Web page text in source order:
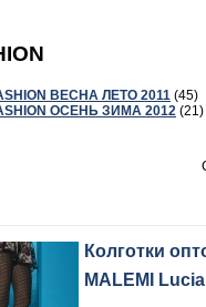
ВЕСНА ЛЕТО 2011 (45)
ОСЕНЬ ЗИМА 2012 (21)
Колготки
MALEMI